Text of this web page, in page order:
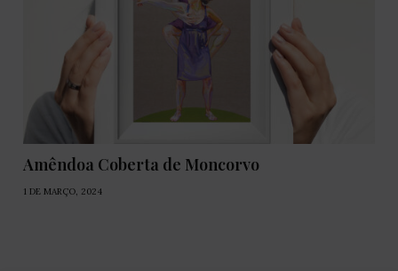
Amêndoa Coberta de Moncorvo
1 DE MARÇO, 2024